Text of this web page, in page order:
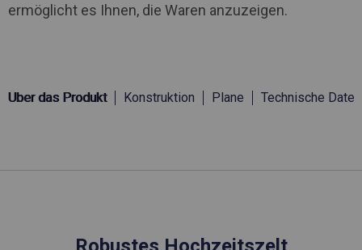
ermöglicht es Ihnen, die Waren anzuzeigen.
Über das Produkt Konstruktion Plane Technische Daten